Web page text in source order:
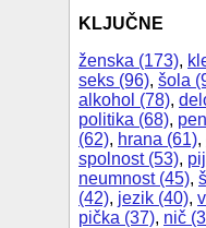
KLJUČNE
ženska (173),
seks (96), šola
alkohol (78),
politika (68),
(62), hrana (61),
spolnost (53),
neumnost (45),
(42), jezik (40),
pička (37), nič